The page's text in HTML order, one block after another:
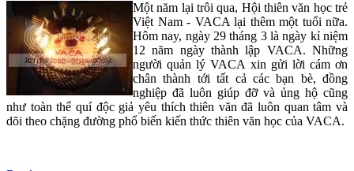
Một năm lại trôi qua, Hội thiên văn học trẻ
Việt Nam - VACA lại thêm một tuổi nữa.
Hôm nay, ngày 29 tháng 3 là ngày kỉ niệm
12 năm ngày thành lập VACA. Những
người quản lý VACA xin gửi lời cám ơn
chân thành tới tất cả các bạn bè, đồng
nghiệp đã luôn giúp đỡ và ủng hộ cũng
như toàn thể quí độc giả yêu thích thiên văn đã luôn quan tâm và
dõi theo chặng đường phổ biến kiến thức thiên văn học của VACA.